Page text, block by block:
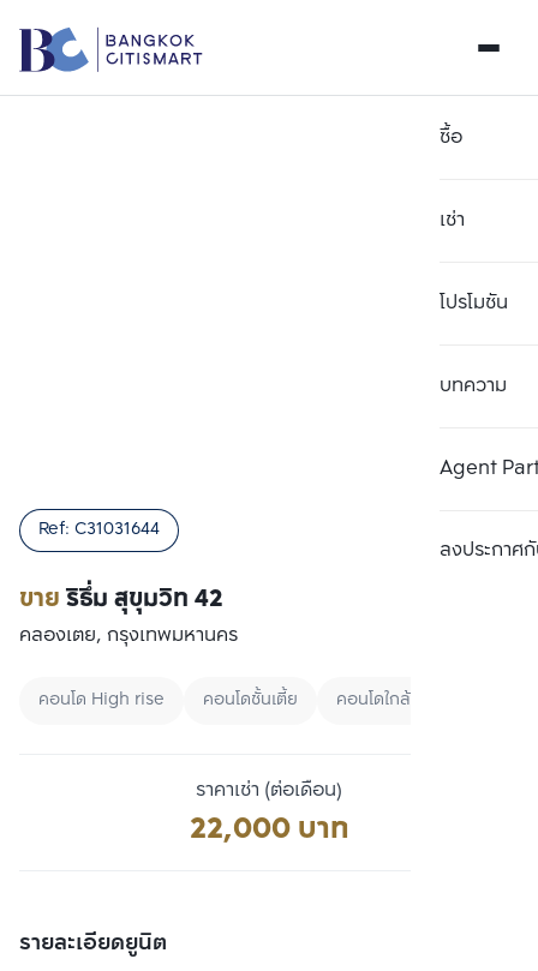
ซื้อ
เช่า
โปรโมชัน
บทความ
Agent
ลงประกาศกั
ขายริธึ่ม สุขุมวิท 42
Ref: C31031644
คลองเตย, กรุงเทพมหานคร
คอนโด High rise คอนโดชั้นเตี้ย คอนโดใกล้ BTS
ราคาเช่า (ต่อเดือน)
22,000 บาท
รายละเอียดยูนิต